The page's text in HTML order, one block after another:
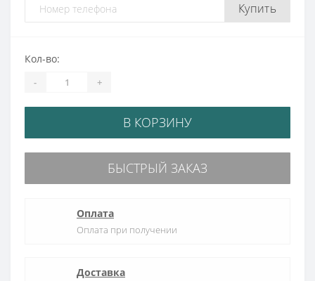
Купить
Кол-во:
- +
В КОРЗИНУ
БЫСТРЫЙ ЗАКАЗ
Оплата
Оплата при получении
Доставка